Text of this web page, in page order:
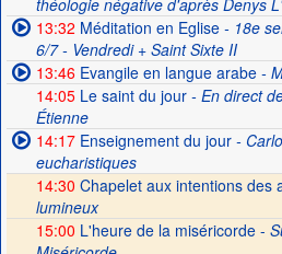
théologie négative d'après Denys
13:32 Méditation en Eglise- 18e
6/7 - Vendredi + Saint Sixte II
13:46Evangile en langue arabe-
14:05Le saint du jour- En direct
Étienne
14:17Enseignement du jour-
eucharistiques
14:30 Chapelet aux intentions des
lumineux
15:00 L'heure de la miséricorde -